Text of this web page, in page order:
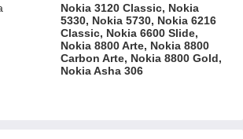
Nokia 3120 Classic, Nokia
5330, Nokia 5730, Nokia 6216
Classic, Nokia 6600 Slide,
Nokia 8800 Arte, Nokia 8800
Carbon Arte, Nokia 8800 Gold,
Nokia Asha 306